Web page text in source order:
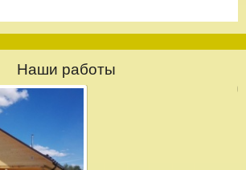
Наши работы